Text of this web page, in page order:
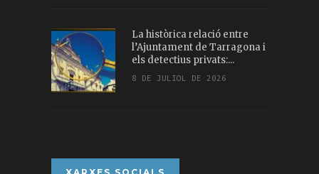
La històrica relació entre
l’Ajuntament de Tarragona i
els detectius privats:...
8 DE JULIOL DE 2026